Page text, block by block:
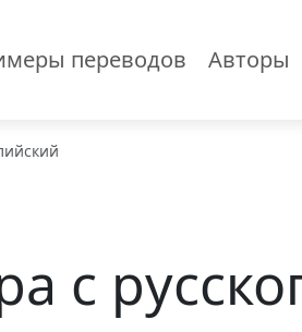
переводов Авторы
с